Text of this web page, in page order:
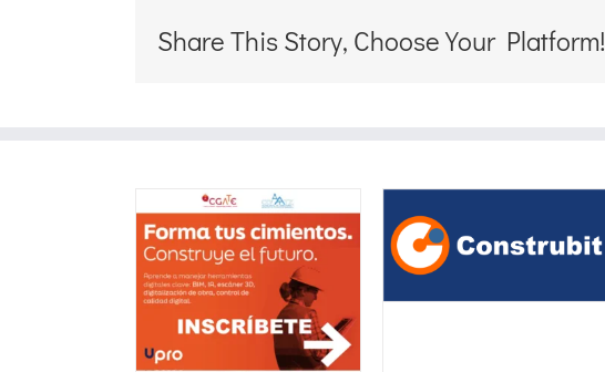
Share This Story, Choose Your Platform!